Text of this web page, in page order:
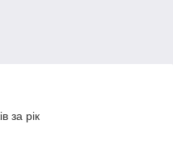
за рік